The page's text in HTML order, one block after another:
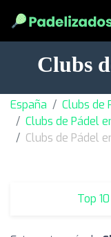
Clubs
España
Clubs de
Clubs de Pádel
Clubs de Pádel
Top 10